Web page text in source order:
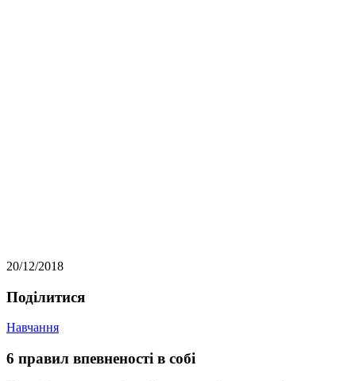
20/12/2018
Подiлитися
Навчання
6 правил впевненості в собі